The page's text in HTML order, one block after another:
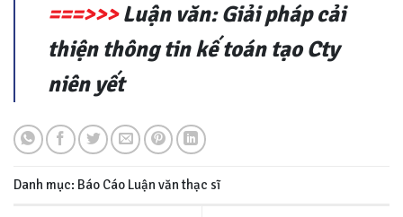
===>>>Luận văn: Giải pháp cải
thiện thông tin kế toán tạo Cty
niên yết
Danh mục: Báo Cáo Luận văn thạc sĩ